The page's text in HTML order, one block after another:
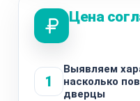
Цена
1
Выявляем
насколько
дверцы